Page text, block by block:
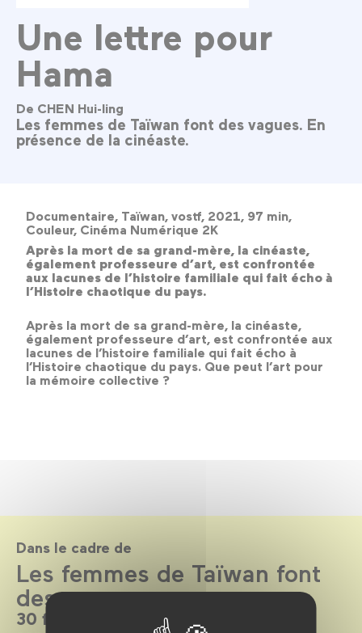
Une lettre pour
Hama
De CHEN Hui-ling
Les femmes de Taïwan font des vagues. En
présence de la cinéaste.
Documentaire, Taïwan, vostf, 2021, 97 min,
Couleur, Cinéma Numérique 2K
Après la mort de sa grand-mère, la cinéaste,
également professeure d’art, est confrontée
aux lacunes de l’histoire familiale qui fait écho à
l’Histoire chaotique du pays.
Après la mort de sa grand-mère, la cinéaste,
également professeure d’art, est confrontée aux
lacunes de l’histoire familiale qui fait écho à
l’Histoire chaotique du pays. Que peut l’art pour
la mémoire collective ?
Dans le cadre de
Les femmes de Taïwan font
des vagues
30 films, 30 réalisatrices. Du 19